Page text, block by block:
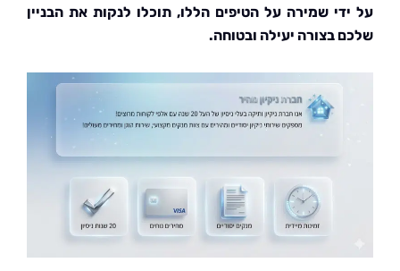
שמירה על הטיפים הללו, תוכלו לנקות את הבניין
בצורה יעילה ובטוחה.